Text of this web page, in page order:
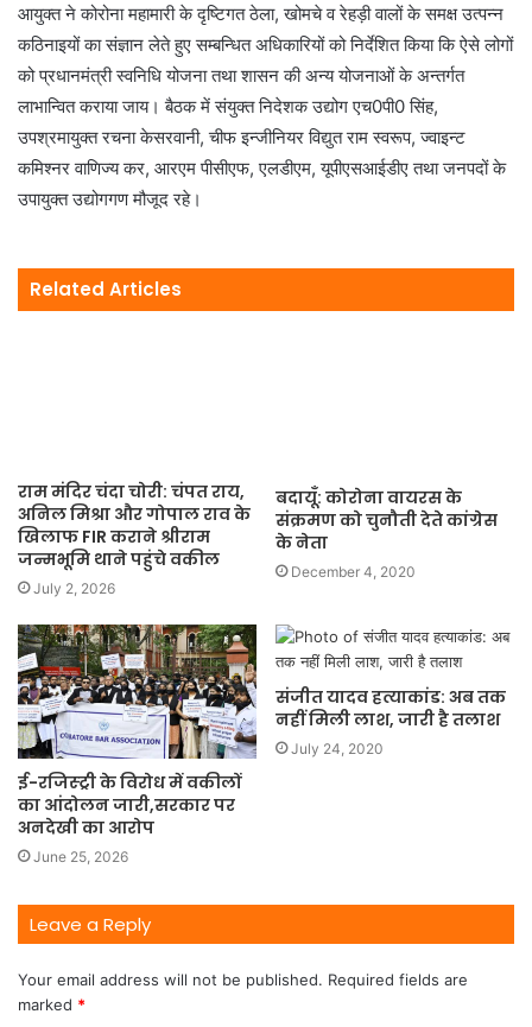
आयुक्त ने कोरोना महामारी के दृष्टिगत ठेला, खोमचे व रेहड़ी वालों के समक्ष उत्पन्न
कठिनाइयों का संज्ञान लेते हुए सम्बन्धित अधिकारियों को निर्देशित किया कि ऐसे लोगों
को प्रधानमंत्री स्वनिधि योजना तथा शासन की अन्य योजनाओं के अन्तर्गत
लाभान्वित कराया जाय। बैठक में संयुक्त निदेशक उद्योग एच0पी0 सिंह,
उपश्रमायुक्त रचना केसरवानी, चीफ इन्जीनियर विद्युत राम स्वरूप, ज्वाइन्ट
कमिश्नर वाणिज्य कर, आरएम पीसीएफ, एलडीएम, यूपीएसआईडीए तथा जनपदों के
उपायुक्त उद्योगगण मौजूद रहे।
Related Articles
राम मंदिर चंदा चोरी: चंपत राय,
अनिल मिश्रा और गोपाल राव के
खिलाफ FIR कराने श्रीराम
जन्मभूमि थाने पहुंचे वकील
July 2, 2026
बदायूँ: कोरोना वायरस के
संक्रमण को चुनौती देते कांग्रेस
के नेता
December 4, 2020
ई-रजिस्ट्री के विरोध में वकीलों
का आंदोलन जारी,सरकार पर
अनदेखी का आरोप
June 25, 2026
संजीत यादव हत्याकांड: अब तक
नहीं मिली लाश, जारी है तलाश
July 24, 2020
Leave a Reply
Your email address will not be published. Required fields are
marked *